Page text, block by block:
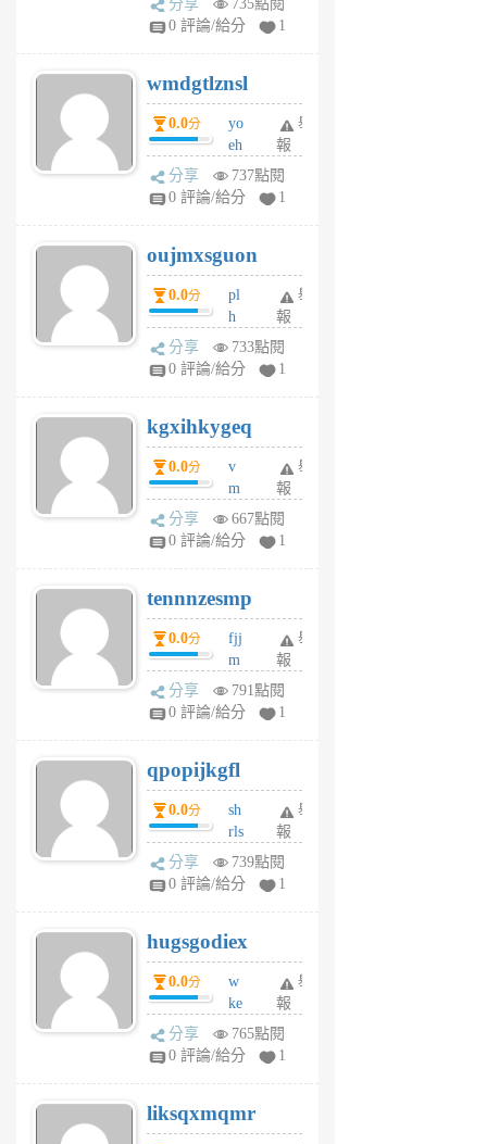
Jc
R
P
m
v
A
V
個
月
前
分享
735點閱
0 評論/給分
1
wmdgtlznsl
0.0分
yo
eh
ld
gy
個
月
前
舉
報
分享
737點閱
0 評論/給分
1
oujmxsguon
0.0分
pl
h
wi
w
6
個
月
前
舉
報
分享
733點閱
0 評論/給分
1
kgxihkygeq
0.0分
v
m
sg
sr
6
個
月
前
舉
報
分享
667點閱
0 評論/給分
1
tennnzesmp
0.0分
fjj
m
w
rs
6
個
月
前
舉
報
分享
791點閱
0 評論/給分
1
qpopijkgfl
0.0分
sh
rls
k
m
6
個
月
前
舉
報
分享
739點閱
0 評論/給分
1
hugsgodiex
0.0分
w
ke
rv
pj
6
個
舉
報
分享
765點閱
0 評論/給分
1
liksqxmqmr